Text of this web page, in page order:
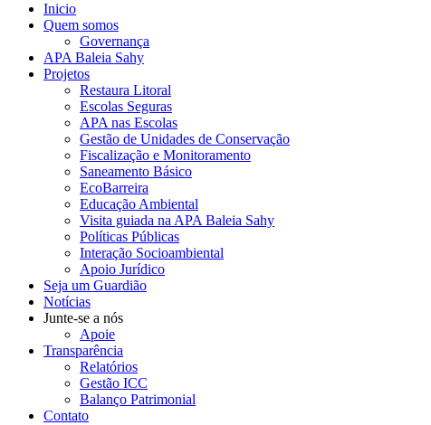
Inicio
Quem somos
Governança
APA Baleia Sahy
Projetos
Restaura Litoral
Escolas Seguras
APA nas Escolas
Gestão de Unidades de Conservação
Fiscalização e Monitoramento
Saneamento Básico
EcoBarreira
Educação Ambiental
Visita guiada na APA Baleia Sahy
Políticas Públicas
Interação Socioambiental
Apoio Jurídico
Seja um Guardião
Notícias
Junte-se a nós
Apoie
Transparência
Relatórios
Gestão ICC
Balanço Patrimonial
Contato